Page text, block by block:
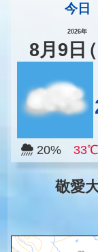
今日
2026年
8月 9 日（
20% 33℃
敬愛